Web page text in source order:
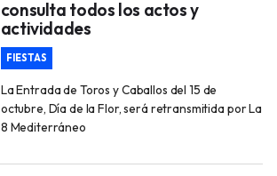
consulta todos los actos y
actividades
FIESTAS
La Entrada de Toros y Caballos del 15 de
octubre, Día de la Flor, será retransmitida por La
8 Mediterráneo